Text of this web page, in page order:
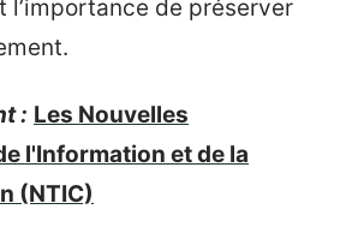
l’importance de préserver
: Les Nouvelles
l'Information et de la
(NTIC)